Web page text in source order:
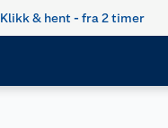
Klikk & hent - fra 2 timer